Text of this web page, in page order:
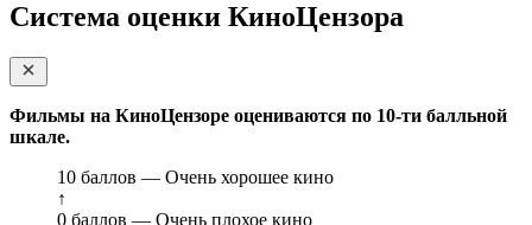
Система оценки КиноЦензора
Фильмы на КиноЦензоре оцениваются по 10-ти балльной
шкале.
10 баллов — Очень хорошее кино
↑
0 баллов — Очень плохое кино